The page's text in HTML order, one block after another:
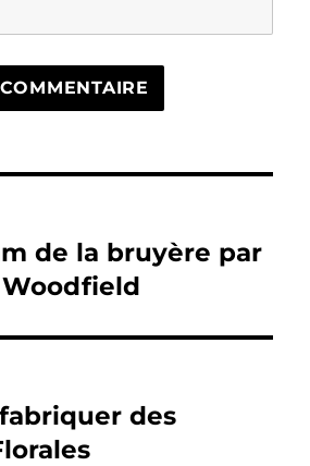
de la bruyère par
des